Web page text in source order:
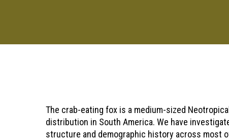
The crab-eating fox is a medium-sized
distribution in South America. We have
structure and demographic history across most